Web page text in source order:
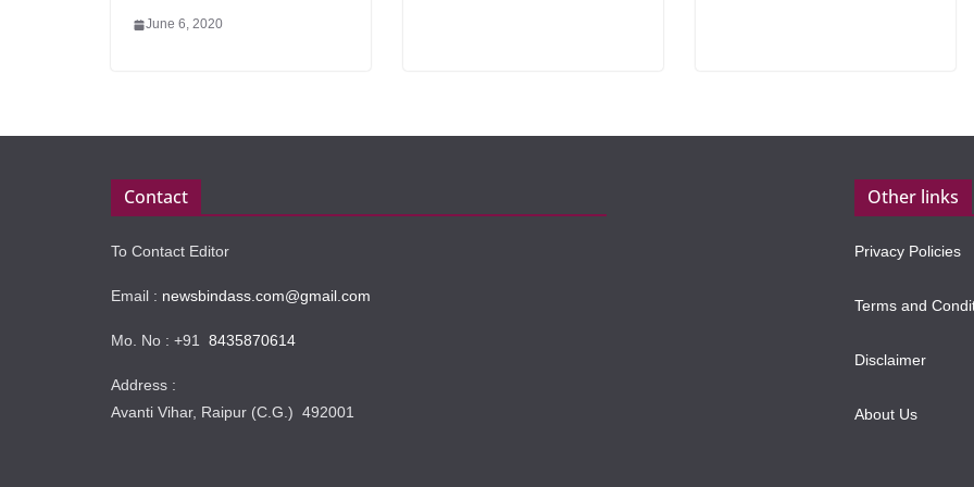
June 6, 2020
Contact
To Contact Editor
Email : newsbindass.com@gmail.com
Mo. No : +91 8435870614
Address :
Avanti Vihar, Raipur (C.G.) 492001
Other links
Privacy Policies
Terms and
Disclaimer
About Us